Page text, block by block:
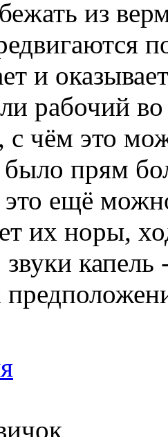
из
и
рабочий
чём это
прям
ещё
их норы,